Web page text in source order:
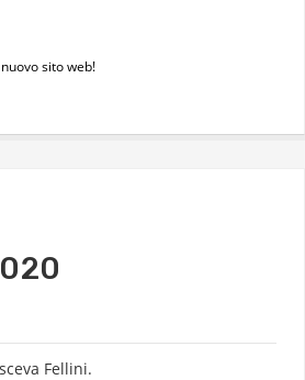
sito web!
Fellini.